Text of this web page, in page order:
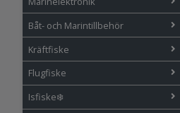
Båt- och Marintillbehör
Kräftfiske
Flugfiske
Isfiske❄️